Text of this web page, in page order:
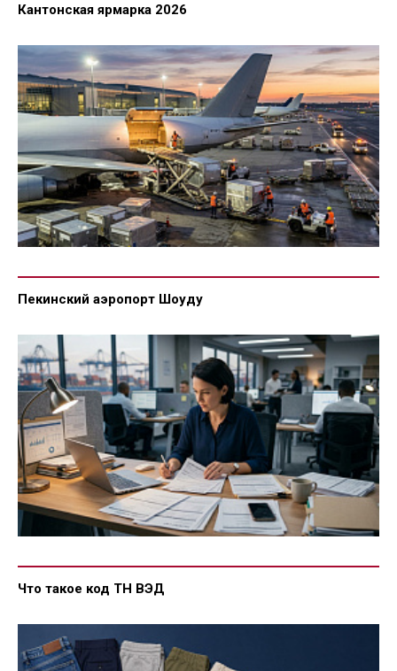
Кантонская ярмарка 2026
Пекинский аэропорт Шоуду
Что такое код ТН ВЭД